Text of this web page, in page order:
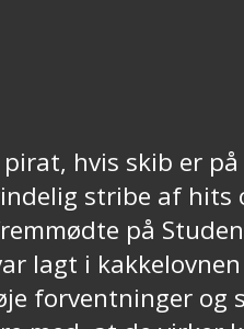
hvis skib er
stribe af hits
på
lagt i
forventninger og